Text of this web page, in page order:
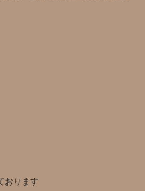
おります